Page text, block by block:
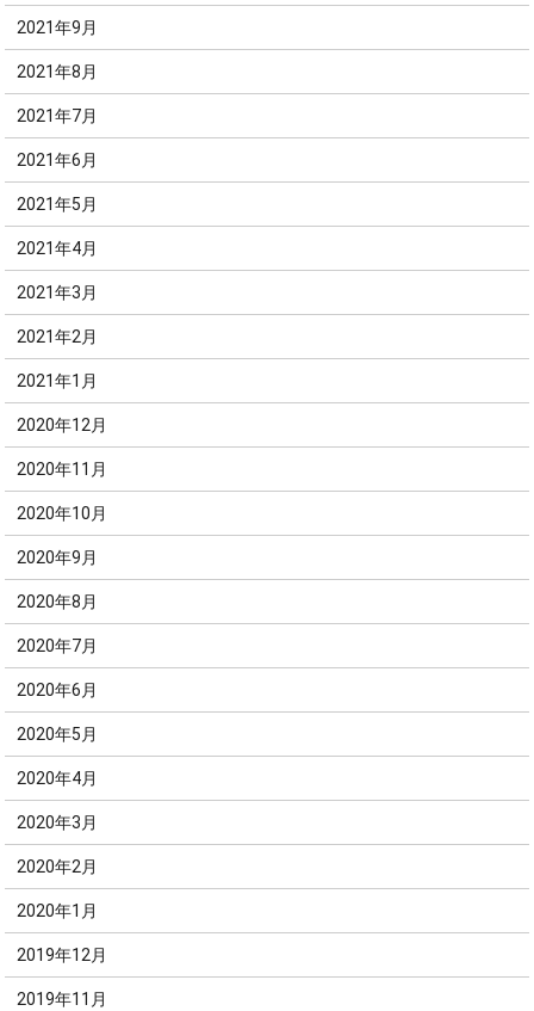
2021年9月
2021年8月
2021年7月
2021年6月
2021年5月
2021年4月
2021年3月
2021年2月
2021年1月
2020年12月
2020年11月
2020年10月
2020年9月
2020年8月
2020年7月
2020年6月
2020年5月
2020年4月
2020年3月
2020年2月
2020年1月
2019年12月
2019年11月